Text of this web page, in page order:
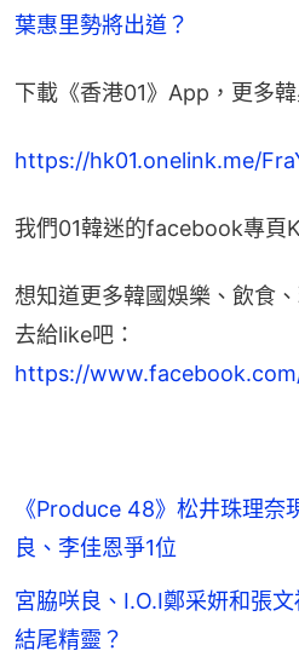
葉惠里勢將出道？
下載《香港01》App，更多
https://hk01.onelink.me/
我們01韓迷的facebook專頁
想知道更多韓國娛樂、飲食
去給like吧：
https://
《Produce 48》松井珠理
良、李佳恩爭1位
宮脇咲良、I.O.I鄭采妍和張
結尾精靈？